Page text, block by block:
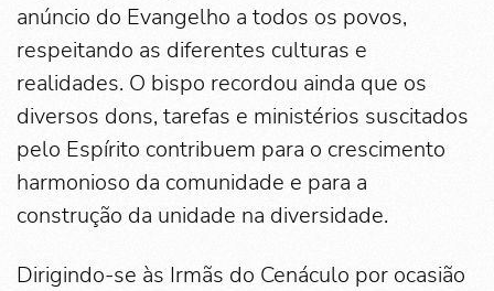
anúncio do Evangelho a todos os povos,
respeitando as diferentes culturas e
realidades. O bispo recordou ainda que os
diversos dons, tarefas e ministérios suscitados
pelo Espírito contribuem para o crescimento
harmonioso da comunidade e para a
construção da unidade na diversidade.
Dirigindo-se às Irmãs do Cenáculo por ocasião